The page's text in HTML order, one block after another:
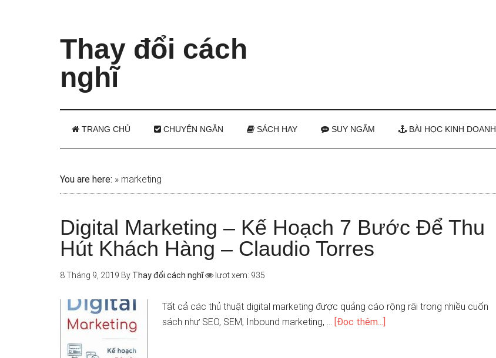
Thay đổi cách
nghĩ
TRANG CHỦ CHUYỆN NGẮN SÁCH HAY SUY NGẪM BÀI HỌC KINH DOANH
You are here: » marketing
Digital Marketing – Kế Hoạch 7 Bước Để Thu
Hút Khách Hàng – Claudio Torres
8 Tháng 9, 2019 By Thay đổi cách nghĩ lượt xem: 935
Tất cả các thủ thuật digital marketing được quảng cáo rộng rãi trong nhiều cuốn
sách như SEO, SEM, Inbound marketing, … [Đọc thêm...]